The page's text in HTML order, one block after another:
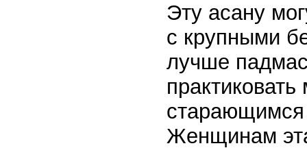
Эту асану
с крупными
лучше
старающимся
Женщинам